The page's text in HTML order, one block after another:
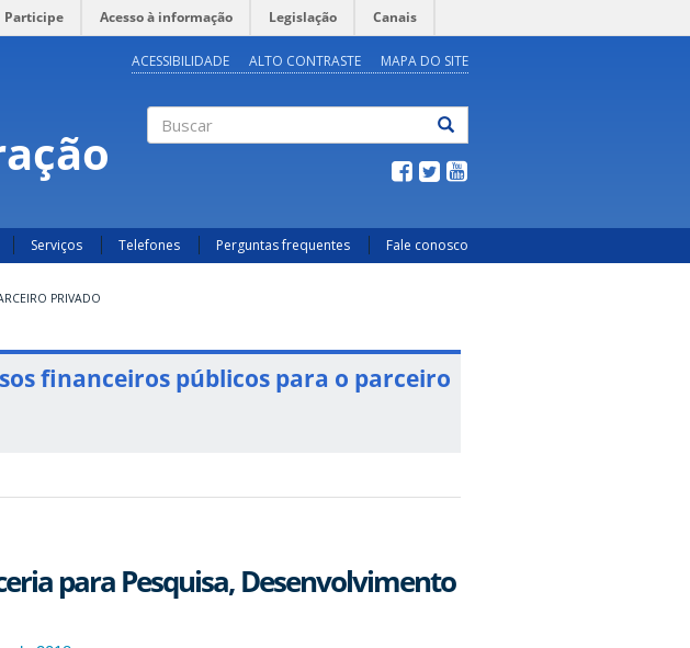
Participe Acesso à informação Legislação Canais
ACESSIBILIDADE ALTO CONTRASTE MAPA DO SITE
Serviços Telefones Perguntas frequentes Fale conosco
PRIVADO
financeiros públicos para o parceiro
para Pesquisa, Desenvolvimento